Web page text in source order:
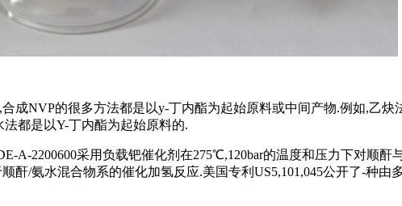
成NVP的很多方法都是以y-丁内酯为起始原料或中间产物.例如,乙
都是以Y-丁内酯为起始原料的.
A-2200600采用负载钯催化剂在275℃,120bar的温度和压力下对顺酐
/氨水混合物系的催化加氢反应.美国专利US5,101,045公开了-种由